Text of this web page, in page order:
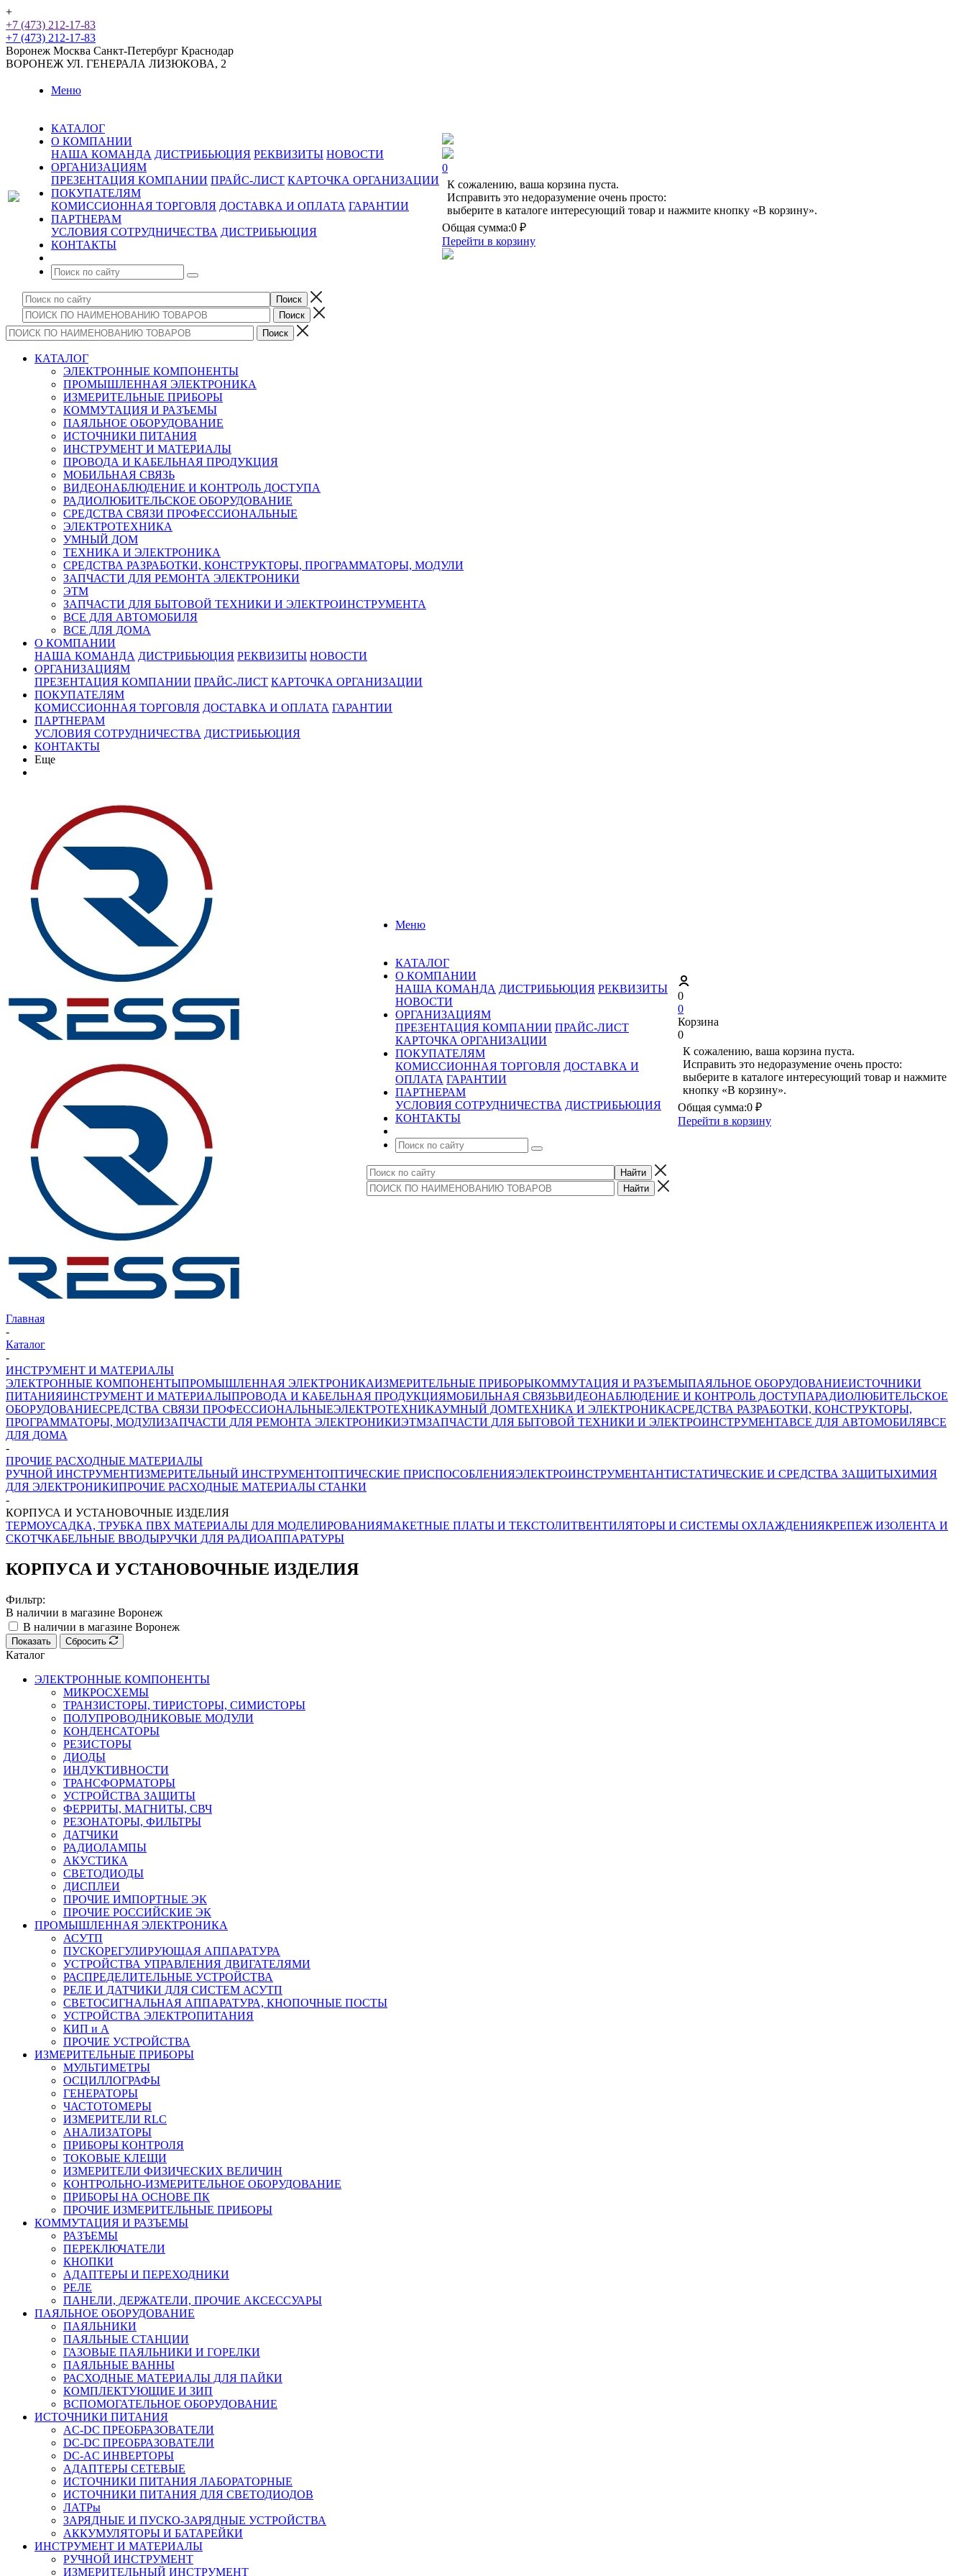
+
+7 (473) 212-17-83
+7 (473) 212-17-83
Воронеж Москва Санкт-Петербург Краснодар
ВОРОНЕЖ УЛ. ГЕНЕРАЛА ЛИЗЮКОВА, 2
Меню
КАТАЛОГ
О КОМПАНИИ
НАША КОМАНДА ДИСТРИБЬЮЦИЯ РЕКВИЗИТЫ НОВОСТИ
ОРГАНИЗАЦИЯМ
ПРЕЗЕНТАЦИЯ КОМПАНИИ ПРАЙС-ЛИСТ КАРТОЧКА ОРГАНИЗАЦИИ
ПОКУПАТЕЛЯМ
КОМИССИОННАЯ ТОРГОВЛЯ ДОСТАВКА И ОПЛАТА ГАРАНТИИ
ПАРТНЕРАМ
УСЛОВИЯ СОТРУДНИЧЕСТВА ДИСТРИБЬЮЦИЯ
КОНТАКТЫ
0
К сожалению, ваша корзина пуста.
Исправить это недоразумение очень просто:
выберите в каталоге интересующий товар и нажмите кнопку «В корзину».
Общая сумма:0 ₽
Перейти в корзину
КАТАЛОГ
ЭЛЕКТРОННЫЕ КОМПОНЕНТЫ
ПРОМЫШЛЕННАЯ ЭЛЕКТРОНИКА
ИЗМЕРИТЕЛЬНЫЕ ПРИБОРЫ
КОММУТАЦИЯ И РАЗЪЕМЫ
ПАЯЛЬНОЕ ОБОРУДОВАНИЕ
ИСТОЧНИКИ ПИТАНИЯ
ИНСТРУМЕНТ И МАТЕРИАЛЫ
ПРОВОДА И КАБЕЛЬНАЯ ПРОДУКЦИЯ
МОБИЛЬНАЯ СВЯЗЬ
ВИДЕОНАБЛЮДЕНИЕ И КОНТРОЛЬ ДОСТУПА
РАДИОЛЮБИТЕЛЬСКОЕ ОБОРУДОВАНИЕ
СРЕДСТВА СВЯЗИ ПРОФЕССИОНАЛЬНЫЕ
ЭЛЕКТРОТЕХНИКА
УМНЫЙ ДОМ
ТЕХНИКА И ЭЛЕКТРОНИКА
СРЕДСТВА РАЗРАБОТКИ, КОНСТРУКТОРЫ, ПРОГРАММАТОРЫ, МОДУЛИ
ЗАПЧАСТИ ДЛЯ РЕМОНТА ЭЛЕКТРОНИКИ
ЭТМ
ЗАПЧАСТИ ДЛЯ БЫТОВОЙ ТЕХНИКИ И ЭЛЕКТРОИНСТРУМЕНТА
ВСЕ ДЛЯ АВТОМОБИЛЯ
ВСЕ ДЛЯ ДОМА
О КОМПАНИИ
НАША КОМАНДА ДИСТРИБЬЮЦИЯ РЕКВИЗИТЫ НОВОСТИ
ОРГАНИЗАЦИЯМ
ПРЕЗЕНТАЦИЯ КОМПАНИИ ПРАЙС-ЛИСТ КАРТОЧКА ОРГАНИЗАЦИИ
ПОКУПАТЕЛЯМ
КОМИССИОННАЯ ТОРГОВЛЯ ДОСТАВКА И ОПЛАТА ГАРАНТИИ
ПАРТНЕРАМ
УСЛОВИЯ СОТРУДНИЧЕСТВА ДИСТРИБЬЮЦИЯ
КОНТАКТЫ
Еще
Меню
КАТАЛОГ
О КОМПАНИИ
НАША КОМАНДА ДИСТРИБЬЮЦИЯ РЕКВИЗИТЫ
НОВОСТИ
ОРГАНИЗАЦИЯМ
ПРЕЗЕНТАЦИЯ КОМПАНИИ ПРАЙС-ЛИСТ
КАРТОЧКА ОРГАНИЗАЦИИ
ПОКУПАТЕЛЯМ
КОМИССИОННАЯ ТОРГОВЛЯ ДОСТАВКА И
ОПЛАТА ГАРАНТИИ
ПАРТНЕРАМ
УСЛОВИЯ СОТРУДНИЧЕСТВА ДИСТРИБЬЮЦИЯ
КОНТАКТЫ
0
0
Корзина
0
К сожалению, ваша корзина пуста.
Исправить это недоразумение очень просто:
выберите в каталоге интересующий товар и нажмите
кнопку «В корзину».
Общая сумма:0 ₽
Перейти в корзину
Главная
-
Каталог
-
ИНСТРУМЕНТ И МАТЕРИАЛЫ
ЭЛЕКТРОННЫЕ КОМПОНЕНТЫПРОМЫШЛЕННАЯ ЭЛЕКТРОНИКАИЗМЕРИТЕЛЬНЫЕ ПРИБОРЫКОММУТАЦИЯ И РАЗЪЕМЫПАЯЛЬНОЕ ОБОРУДОВАНИЕИСТОЧНИКИ
ПИТАНИЯИНСТРУМЕНТ И МАТЕРИАЛЫПРОВОДА И КАБЕЛЬНАЯ ПРОДУКЦИЯМОБИЛЬНАЯ СВЯЗЬВИДЕОНАБЛЮДЕНИЕ И КОНТРОЛЬ ДОСТУПАРАДИОЛЮБИТЕЛЬСКОЕ
ОБОРУДОВАНИЕСРЕДСТВА СВЯЗИ ПРОФЕССИОНАЛЬНЫЕЭЛЕКТРОТЕХНИКАУМНЫЙ ДОМТЕХНИКА И ЭЛЕКТРОНИКАСРЕДСТВА РАЗРАБОТКИ, КОНСТРУКТОРЫ,
ПРОГРАММАТОРЫ, МОДУЛИЗАПЧАСТИ ДЛЯ РЕМОНТА ЭЛЕКТРОНИКИЭТМЗАПЧАСТИ ДЛЯ БЫТОВОЙ ТЕХНИКИ И ЭЛЕКТРОИНСТРУМЕНТАВСЕ ДЛЯ АВТОМОБИЛЯВСЕ
ДЛЯ ДОМА
-
ПРОЧИЕ РАСХОДНЫЕ МАТЕРИАЛЫ
РУЧНОЙ ИНСТРУМЕНТИЗМЕРИТЕЛЬНЫЙ ИНСТРУМЕНТОПТИЧЕСКИЕ ПРИСПОСОБЛЕНИЯЭЛЕКТРОИНСТРУМЕНТАНТИСТАТИЧЕСКИЕ И СРЕДСТВА ЗАЩИТЫХИМИЯ
ДЛЯ ЭЛЕКТРОНИКИПРОЧИЕ РАСХОДНЫЕ МАТЕРИАЛЫ СТАНКИ
-
КОРПУСА И УСТАНОВОЧНЫЕ ИЗДЕЛИЯ
ТЕРМОУСАДКА, ТРУБКА ПВХ МАТЕРИАЛЫ ДЛЯ МОДЕЛИРОВАНИЯМАКЕТНЫЕ ПЛАТЫ И ТЕКСТОЛИТВЕНТИЛЯТОРЫ И СИСТЕМЫ ОХЛАЖДЕНИЯКРЕПЕЖ ИЗОЛЕНТА И
СКОТЧКАБЕЛЬНЫЕ ВВОДЫРУЧКИ ДЛЯ РАДИОАППАРАТУРЫ
КОРПУСА И УСТАНОВОЧНЫЕ ИЗДЕЛИЯ
Фильтр:
В наличии в магазине Воронеж
В наличии в магазине Воронеж
Показать Сбросить
Каталог
ЭЛЕКТРОННЫЕ КОМПОНЕНТЫ
МИКРОСХЕМЫ
ТРАНЗИСТОРЫ, ТИРИСТОРЫ, СИМИСТОРЫ
ПОЛУПРОВОДНИКОВЫЕ МОДУЛИ
КОНДЕНСАТОРЫ
РЕЗИСТОРЫ
ДИОДЫ
ИНДУКТИВНОСТИ
ТРАНСФОРМАТОРЫ
УСТРОЙСТВА ЗАЩИТЫ
ФЕРРИТЫ, МАГНИТЫ, СВЧ
РЕЗОНАТОРЫ, ФИЛЬТРЫ
ДАТЧИКИ
РАДИОЛАМПЫ
АКУСТИКА
СВЕТОДИОДЫ
ДИСПЛЕИ
ПРОЧИЕ ИМПОРТНЫЕ ЭК
ПРОЧИЕ РОССИЙСКИЕ ЭК
ПРОМЫШЛЕННАЯ ЭЛЕКТРОНИКА
АСУТП
ПУСКОРЕГУЛИРУЮЩАЯ АППАРАТУРА
УСТРОЙСТВА УПРАВЛЕНИЯ ДВИГАТЕЛЯМИ
РАСПРЕДЕЛИТЕЛЬНЫЕ УСТРОЙСТВА
РЕЛЕ И ДАТЧИКИ ДЛЯ СИСТЕМ АСУТП
СВЕТОСИГНАЛЬНАЯ АППАРАТУРА, КНОПОЧНЫЕ ПОСТЫ
УСТРОЙСТВА ЭЛЕКТРОПИТАНИЯ
КИП и А
ПРОЧИЕ УСТРОЙСТВА
ИЗМЕРИТЕЛЬНЫЕ ПРИБОРЫ
МУЛЬТИМЕТРЫ
ОСЦИЛЛОГРАФЫ
ГЕНЕРАТОРЫ
ЧАСТОТОМЕРЫ
ИЗМЕРИТЕЛИ RLC
АНАЛИЗАТОРЫ
ПРИБОРЫ КОНТРОЛЯ
ТОКОВЫЕ КЛЕЩИ
ИЗМЕРИТЕЛИ ФИЗИЧЕСКИХ ВЕЛИЧИН
КОНТРОЛЬНО-ИЗМЕРИТЕЛЬНОЕ ОБОРУДОВАНИЕ
ПРИБОРЫ НА ОСНОВЕ ПК
ПРОЧИЕ ИЗМЕРИТЕЛЬНЫЕ ПРИБОРЫ
КОММУТАЦИЯ И РАЗЪЕМЫ
РАЗЪЕМЫ
ПЕРЕКЛЮЧАТЕЛИ
КНОПКИ
АДАПТЕРЫ И ПЕРЕХОДНИКИ
РЕЛЕ
ПАНЕЛИ, ДЕРЖАТЕЛИ, ПРОЧИЕ АКСЕССУАРЫ
ПАЯЛЬНОЕ ОБОРУДОВАНИЕ
ПАЯЛЬНИКИ
ПАЯЛЬНЫЕ СТАНЦИИ
ГАЗОВЫЕ ПАЯЛЬНИКИ И ГОРЕЛКИ
ПАЯЛЬНЫЕ ВАННЫ
РАСХОДНЫЕ МАТЕРИАЛЫ ДЛЯ ПАЙКИ
КОМПЛЕКТУЮЩИЕ И ЗИП
ВСПОМОГАТЕЛЬНОЕ ОБОРУДОВАНИЕ
ИСТОЧНИКИ ПИТАНИЯ
AC-DC ПРЕОБРАЗОВАТЕЛИ
DC-DC ПРЕОБРАЗОВАТЕЛИ
DC-AC ИНВЕРТОРЫ
АДАПТЕРЫ СЕТЕВЫЕ
ИСТОЧНИКИ ПИТАНИЯ ЛАБОРАТОРНЫЕ
ИСТОЧНИКИ ПИТАНИЯ ДЛЯ СВЕТОДИОДОВ
ЛАТРы
ЗАРЯДНЫЕ И ПУСКО-ЗАРЯДНЫЕ УСТРОЙСТВА
АККУМУЛЯТОРЫ И БАТАРЕЙКИ
ИНСТРУМЕНТ И МАТЕРИАЛЫ
РУЧНОЙ ИНСТРУМЕНТ
ИЗМЕРИТЕЛЬНЫЙ ИНСТРУМЕНТ